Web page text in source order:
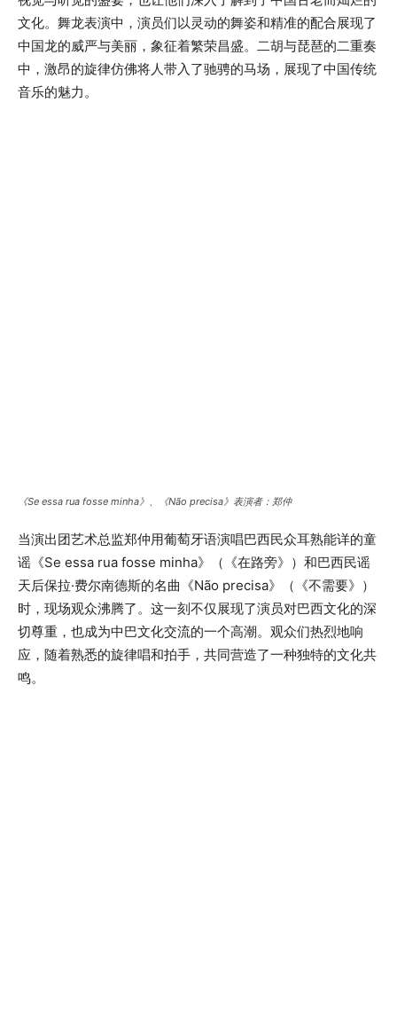
文化。舞龙表演中，演员们以灵动的舞姿和精准的配合展现了
中国龙的威严与美丽，象征着繁荣昌盛。二胡与琵琶的二重奏
中，激昂的旋律仿佛将人带入了驰骋的马场，展现了中国传统
音乐的魅力。
《Se essa rua fosse minha》、《Não precisa》表演者：郑仲
当演出团艺术总监郑仲用葡萄牙语演唱巴西民众耳熟能详的童
谣《Se essa rua fosse minha》（《在路旁》）和巴西民谣
天后保拉·费尔南德斯的名曲《Não precisa》（《不需要》）
时，现场观众沸腾了。这一刻不仅展现了演员对巴西文化的深
切尊重，也成为中巴文化交流的一个高潮。观众们热烈地响
应，随着熟悉的旋律唱和拍手，共同营造了一种独特的文化共
鸣。